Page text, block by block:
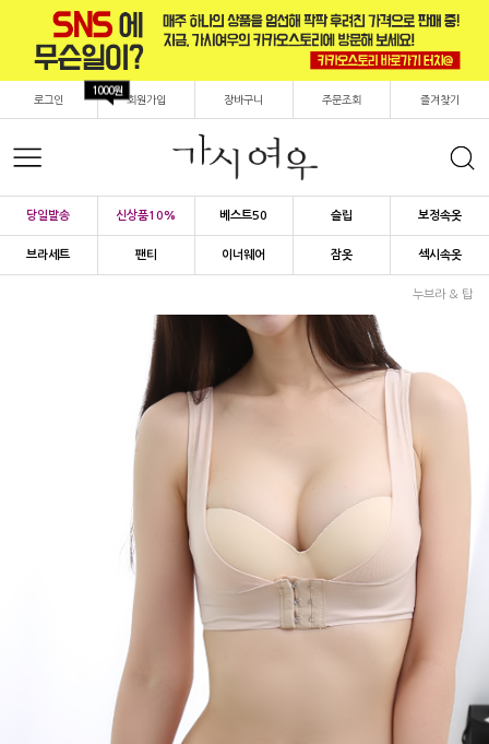
로그인 회원가입
1000원
장바구니 주문조회 즐겨찾기
당일발송 신상품10% 베스트50 슬립 보정속옷
브라세트 팬티 이너웨어 잠옷 섹시속옷
누브라 & 탑